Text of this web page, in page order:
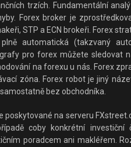
trzích. Fundamentální
Forex broker je
STP a ECN brokeři. Forex
automatická (takzvaný
pro forex můžete sledovat
na forexu u nás. Forex
zóna. Forex robot je jiný
bez obchodníka.
poskytované na serveru
coby konkrétní investiční
poradcem ani makléřem.